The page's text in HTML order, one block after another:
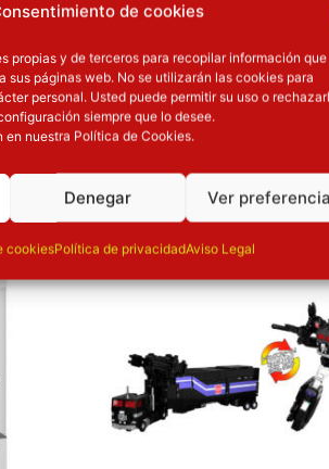
de cookies
propias y de terceros para recopilar información que
sus páginas web. No se utilizarán las cookies para
personal. Usted puede permitir su uso o
siempre que lo desee.
en nuestra Política de Cookies.
Denegar Ver
cookiesPolítica de privacidadAviso Legal
OTROS
Inicie sesión